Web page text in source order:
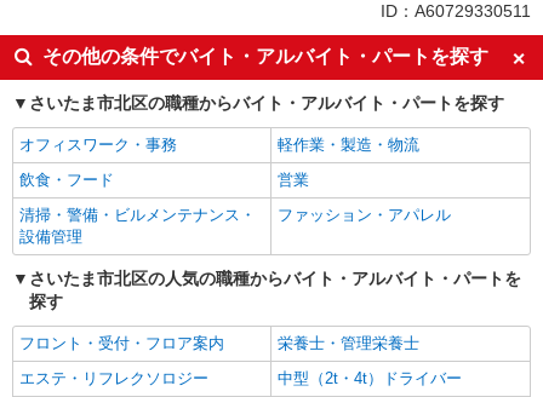
未経験歓迎
ミドル（40代～）活躍中
エルダー（50代～）活躍中
シニア（60代～）活躍中
土日祝休み
上場企業・上場企業のグループ会
社
扶養内勤務OK
同じ職種から求人を探す
販売・接客サービス
食品・試食販売
ドライバー・配達
同じ特徴から求人を探す
ID：A60729330511
その他の条件でバイト・アルバイト・パートを探す
さいたま市北区の職種からバイト・アルバイト・パートを探す
オフィスワーク・事務
軽作業・製造・物流
飲食・フード
営業
清掃・警備・ビルメンテナンス・
設備管理
ファッション・アパレル
さいたま市北区の人気の職種からバイト・アルバイト・パートを
探す
フロント・受付・フロア案内
栄養士・管理栄養士
エステ・リフレクソロジー
中型（2t・4t）ドライバー